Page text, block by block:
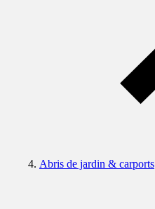
Abris de jardin & carports